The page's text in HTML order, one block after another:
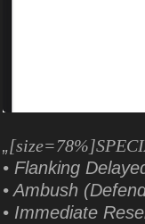
„
• Flanking
• Ambush
• Immediate